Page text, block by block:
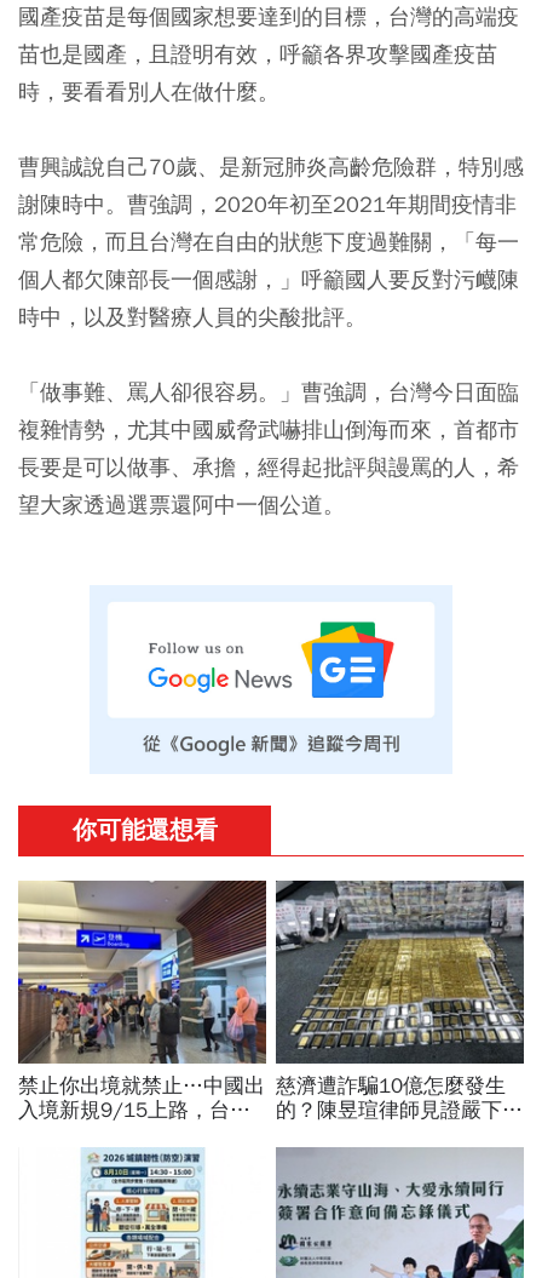
國產疫苗是每個國家想要達到的目標，台灣的高端疫
苗也是國產，且證明有效，呼籲各界攻擊國產疫苗
時，要看看別人在做什麼。
曹興誠說自己70歲、是新冠肺炎高齡危險群，特別感
謝陳時中。曹強調，2020年初至2021年期間疫情非
常危險，而且台灣在自由的狀態下度過難關，「每一
個人都欠陳部長一個感謝，」呼籲國人要反對污衊陳
時中，以及對醫療人員的尖酸批評。
「做事難、罵人卻很容易。」曹強調，台灣今日面臨
複雜情勢，尤其中國威脅武嚇排山倒海而來，首都市
長要是可以做事、承擔，經得起批評與謾罵的人，希
望大家透過選票還阿中一個公道。